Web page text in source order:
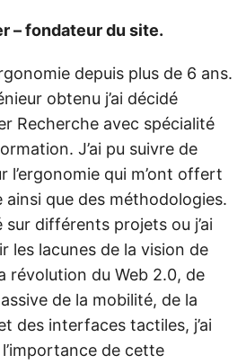
– fondateur du site.
depuis plus de 6 ans.
obtenu j’ai décidé
Recherche avec spécialité
J’ai pu suivre de
l’ergonomie qui m’ont offert
ainsi que des méthodologies.
sur différents projets ou j’ai
les lacunes de la vision de
révolution du Web 2.0, de
de la mobilité, de la
des interfaces tactiles, j’ai
de cette